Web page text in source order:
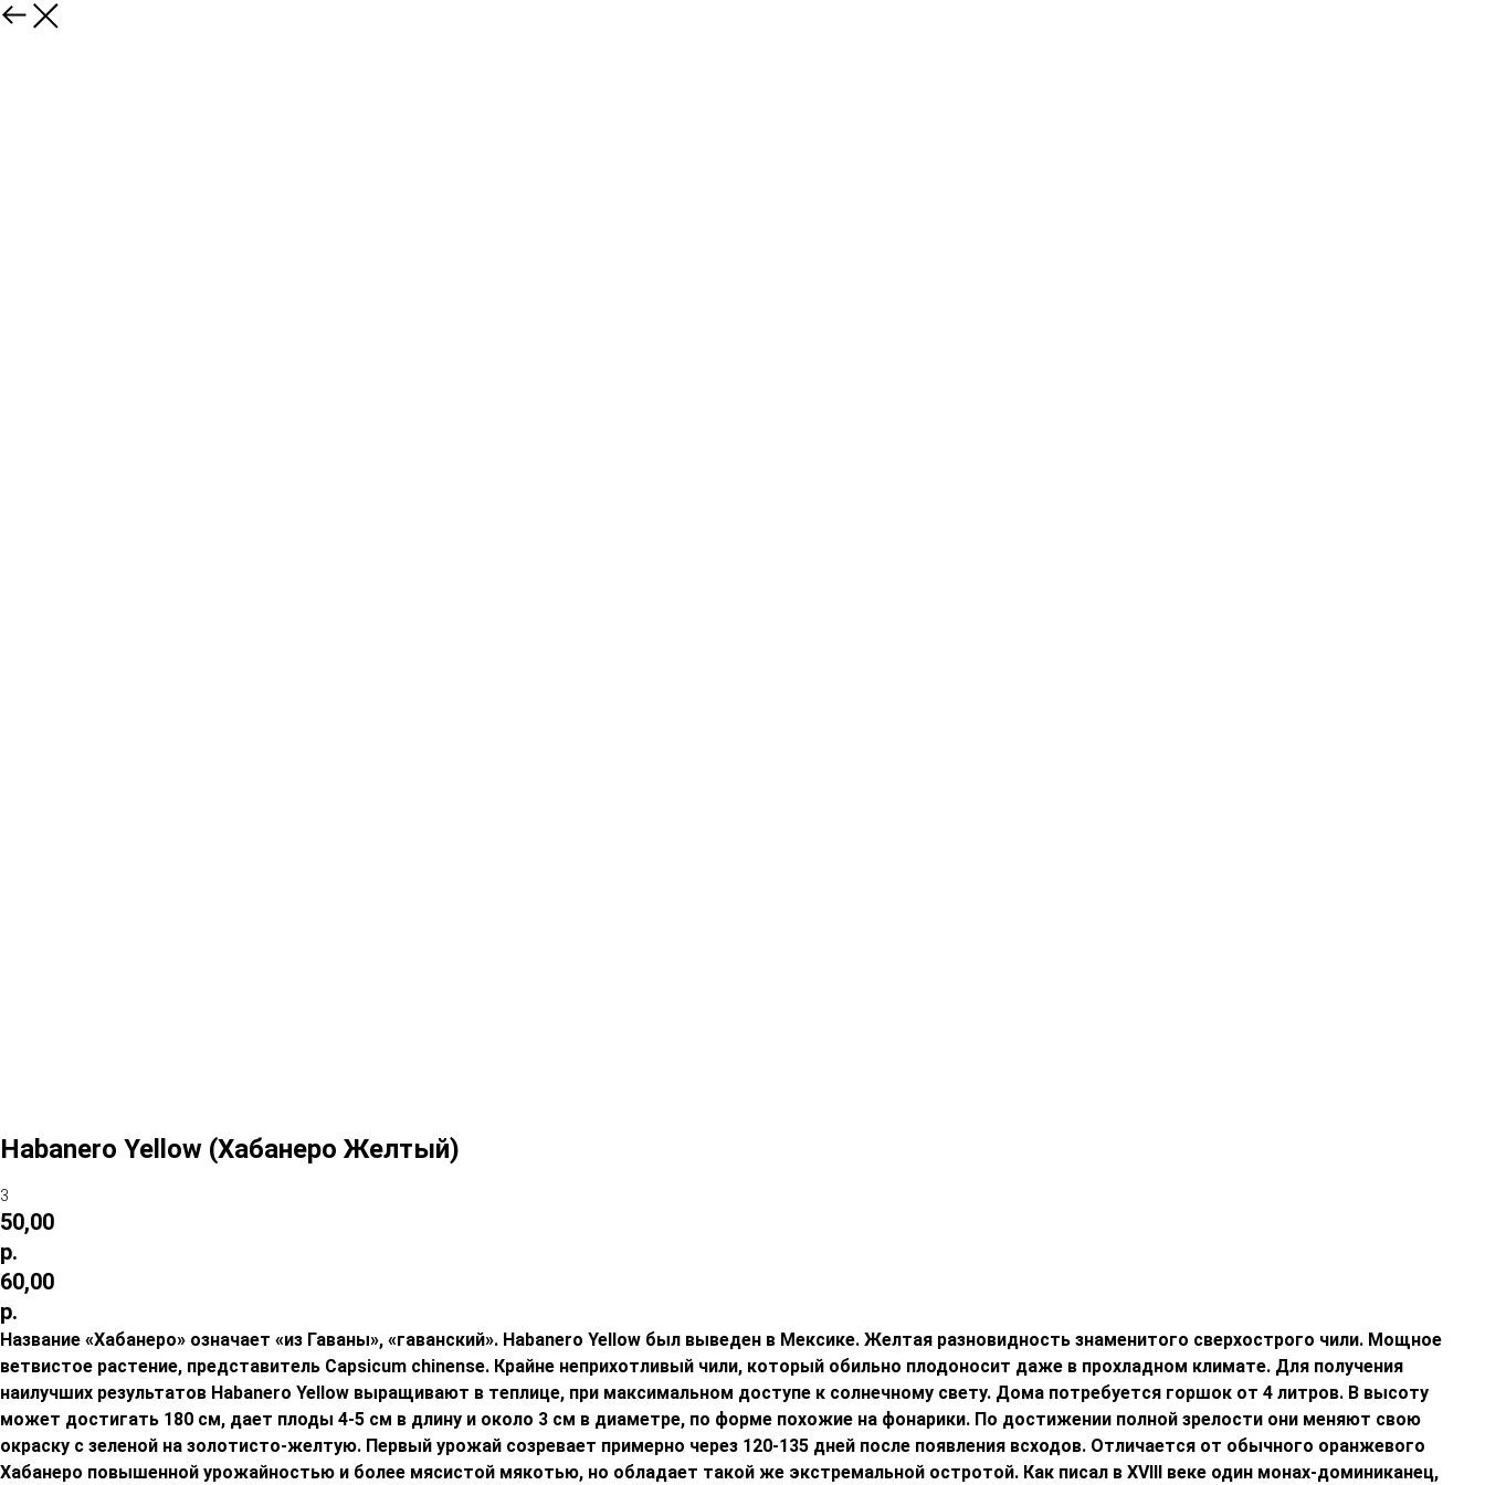
Habanero Yellow (Хабанеро Желтый)
3
50,00
р.
60,00
р.
Название «Хабанеро» означает «из Гаваны», «гаванский». Habanero Yellow был выведен в Мексике. Желтая разновидность знаменитого сверхострого чили. Мощное
ветвистое растение, представитель Capsicum chinense. Крайне неприхотливый чили, который обильно плодоносит даже в прохладном климате. Для получения
наилучших результатов Habanero Yellow выращивают в теплице, при максимальном доступе к солнечному свету. Дома потребуется горшок от 4 литров. В высоту
может достигать 180 см, дает плоды 4-5 см в длину и около 3 см в диаметре, по форме похожие на фонарики. По достижении полной зрелости они меняют свою
окраску с зеленой на золотисто-желтую. Первый урожай созревает примерно через 120-135 дней после появления всходов. Отличается от обычного оранжевого
Хабанеро повышенной урожайностью и более мясистой мякотью, но обладает такой же экстремальной остротой. Как писал в XVIII веке один монах-доминиканец,